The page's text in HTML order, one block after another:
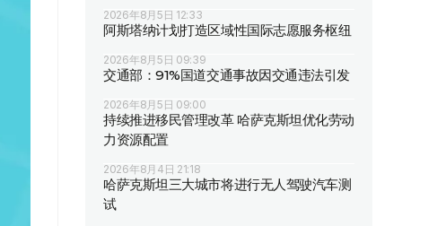
2026年8月5日 12:33
阿斯塔纳计划打造区域性国际志愿服务枢纽
2026年8月5日 09:39
交通部：91%国道交通事故因交通违法引发
2026年8月5日 09:00
持续推进移民管理改革 哈萨克斯坦优化劳动
力资源配置
2026年8月4日 21:18
哈萨克斯坦三大城市将进行无人驾驶汽车测
试